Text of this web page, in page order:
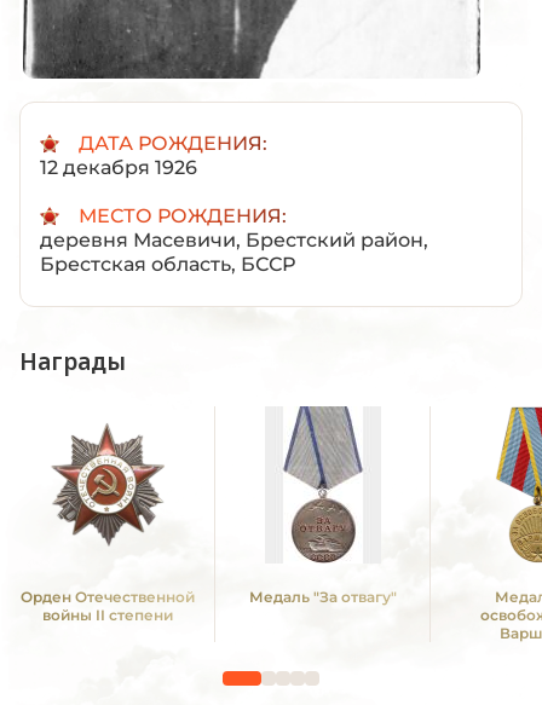
ДАТА РОЖДЕНИЯ:
12 декабря 1926
МЕСТО РОЖДЕНИЯ:
деревня Масевичи, Брестский район,
Брестская область, БССР
Награды
Орден Отечественной
войны II степени
Медаль "За отвагу"